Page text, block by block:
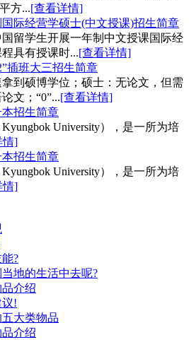
方...[查看详情]
际经营学硕士(中文授课)招生简章
留学生开展一年制中文授课国际经
具有授课时...[查看详情]
插班大三招生简章
到硕博学位；硕士：无论文，但需
文；“0”...[查看详情]
招生简章
University），是一所为培
情]
招生简章
University），是一所为培
情]
?
地的生活中去呢?
介绍
!
大类物品
介绍